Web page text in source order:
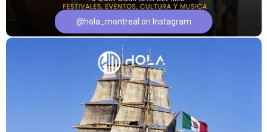
@hola_montreal on Instagram